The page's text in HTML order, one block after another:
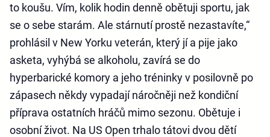
to koušu. Vím, kolik hodin denně obětuji sportu, jak
se o sebe starám. Ale stárnutí prostě nezastavíte,“
prohlásil v New Yorku veterán, který jí a pije jako
asketa, vyhýbá se alkoholu, zavírá se do
hyperbarické komory a jeho tréninky v posilovně po
zápasech někdy vypadají náročněji než kondiční
příprava ostatních hráčů mimo sezonu. Obětuje i
osobní život. Na US Open trhalo tátovi dvou dětí